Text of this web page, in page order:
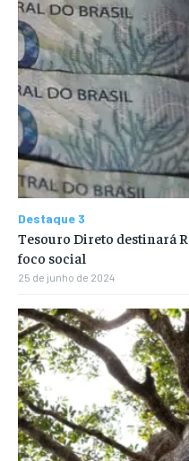
Destaque 3
Tesouro Direto destinará
foco social
25 de junho de 2024